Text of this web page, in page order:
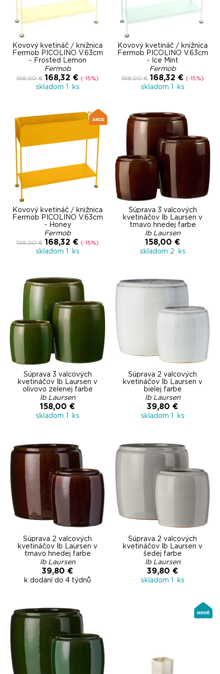
Kovový kvetináč / knižnica
Fermob PICOLINO V.63cm
- Frosted Lemon
Fermob
198,00 € 168,32 € (-15%)
skladom 1 ks
Kovový kvetináč / knižnica
Fermob PICOLINO V.63cm
- Ice Mint
Fermob
198,00 € 168,32 € (-15%)
skladom 1 ks
Kovový kvetináč / knižnica
Fermob PICOLINO V.63cm
- Honey
Fermob
198,00 € 168,32 € (-15%)
skladom 1 ks
Súprava 3 valcových
kvetináčov Ib Laursen v
tmavo hnedej farbe
Ib Laursen
158,00 €
skladom 2 ks
Súprava 3 valcových
kvetináčov Ib Laursen v
olivovo zelenej farbe
Ib Laursen
158,00 €
skladom 1 ks
Súprava 2 valcových
kvetináčov Ib Laursen v
bielej farbe
Ib Laursen
39,80 €
skladom 1 ks
Súprava 2 valcových
kvetináčov Ib Laursen v
tmavo hnedej farbe
Ib Laursen
39,80 €
k dodání do 4 týdnů
Súprava 2 valcových
kvetináčov Ib Laursen v
šedej farbe
Ib Laursen
39,80 €
skladom 1 ks